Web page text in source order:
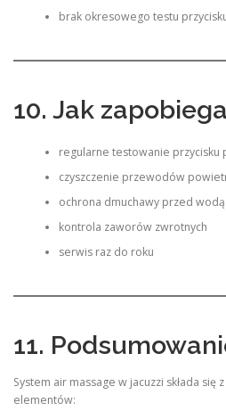
brak okresowego testu
10. Jak
regularne testowanie przycisku
czyszczenie przewodów
ochrona dmuchawy przed wodą
kontrola zaworów zwrotnych
serwis raz do roku
11.
System air massage w jacuzzi składa się
elementów: